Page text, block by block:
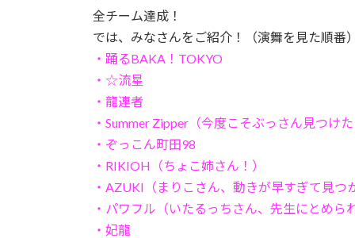
全チーム達成！
では、みなさんをご紹介！（演舞を見た順番）
・踊るBAKA！TOKYO
・☆流星
・龍連者
・Summer Zipper（今度こそぶっさん見つけた
・ぞっこん町田98
・RIKIOH（ちょこ姉さん！）
・AZUKI（まりこさん、動きが早すぎて見つ
・パワフル（いたるっちさん、先生にとめら
・妃龍